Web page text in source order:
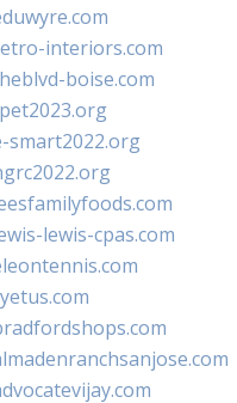
interiors.com
boise.com
smart2022.org
lewis-cpas.com